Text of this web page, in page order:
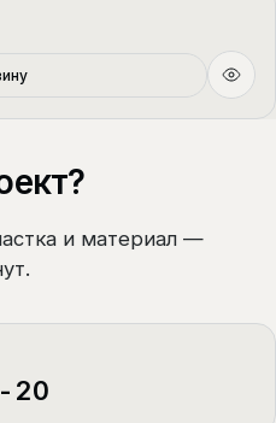
и материал —
20